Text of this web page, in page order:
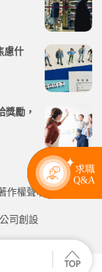
慮什
獎勵，
作權聲明
司創設